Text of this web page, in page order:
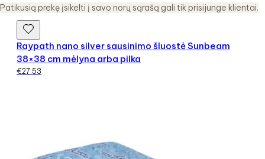
Patikusią prekę įsikelti į savo norų sąrašą gali tik prisijunge klientai.
Raypath nano silver sausinimo šluostė Sunbeam
38×38 cm mėlyna arba pilka
€27.53